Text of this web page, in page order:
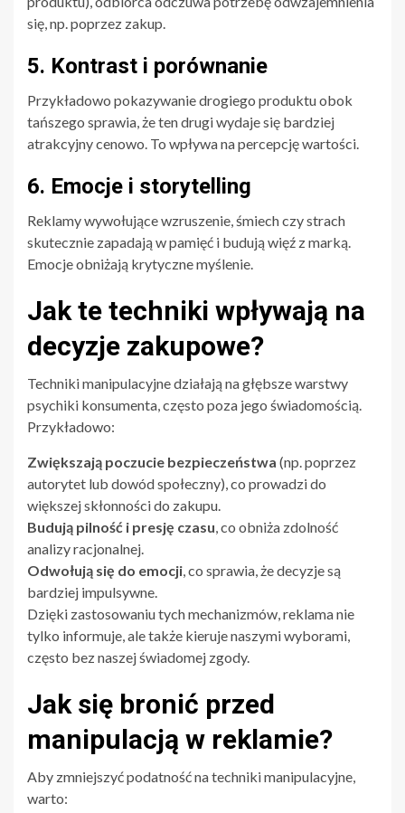
się, np. poprzez zakup.
5. Kontrast i porównanie
Przykładowo pokazywanie drogiego produktu obok
tańszego sprawia, że ten drugi wydaje się bardziej
atrakcyjny cenowo. To wpływa na percepcję wartości.
6. Emocje i storytelling
Reklamy wywołujące wzruszenie, śmiech czy strach
skutecznie zapadają w pamięć i budują więź z marką.
Emocje obniżają krytyczne myślenie.
Jak te techniki wpływają na
decyzje zakupowe?
Techniki manipulacyjne działają na głębsze warstwy
psychiki konsumenta, często poza jego świadomością.
Przykładowo:
Zwiększają poczucie bezpieczeństwa (np. poprzez
autorytet lub dowód społeczny), co prowadzi do
większej skłonności do zakupu.
Budują pilność i presję czasu, co obniża zdolność
analizy racjonalnej.
Odwołują się do emocji, co sprawia, że decyzje są
bardziej impulsywne.
Dzięki zastosowaniu tych mechanizmów, reklama nie
tylko informuje, ale także kieruje naszymi wyborami,
często bez naszej świadomej zgody.
Jak się bronić przed
manipulacją w reklamie?
Aby zmniejszyć podatność na techniki manipulacyjne,
warto: